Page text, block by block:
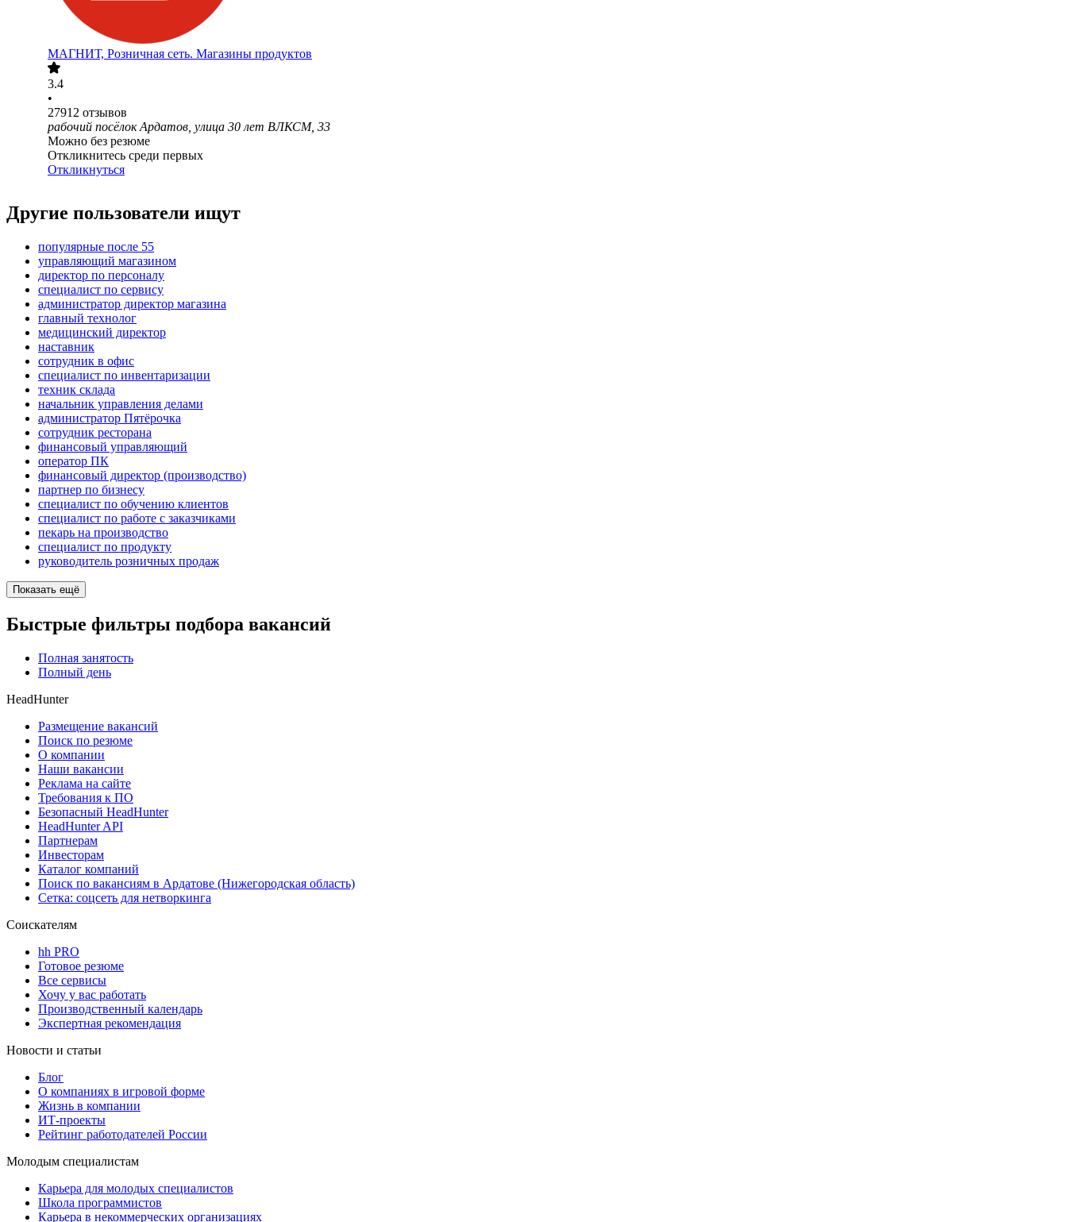
МАГНИТ, Розничная сеть. Магазины продуктов
3.4
•
27912 отзывов
рабочий посёлок Ардатов, улица 30 лет ВЛКСМ, 33
Можно без резюме
Откликнитесь среди первых
Откликнуться
Другие пользователи ищут
популярные после 55
управляющий магазином
директор по персоналу
специалист по сервису
администратор директор магазина
главный технолог
медицинский директор
наставник
сотрудник в офис
специалист по инвентаризации
техник склада
начальник управления делами
администратор Пятёрочка
сотрудник ресторана
финансовый управляющий
оператор ПК
финансовый директор (производство)
партнер по бизнесу
специалист по обучению клиентов
специалист по работе с заказчиками
пекарь на производство
специалист по продукту
руководитель розничных продаж
Показать ещё
Быстрые фильтры подбора вакансий
Полная занятость
Полный день
HeadHunter
Размещение вакансий
Поиск по резюме
О компании
Наши вакансии
Реклама на сайте
Требования к ПО
Безопасный HeadHunter
HeadHunter API
Партнерам
Инвесторам
Каталог компаний
Поиск по вакансиям в Ардатове (Нижегородская область)
Сетка: соцсеть для нетворкинга
Соискателям
hh PRO
Готовое резюме
Все сервисы
Хочу у вас работать
Производственный календарь
Экспертная рекомендация
Новости и статьи
Блог
О компаниях в игровой форме
Жизнь в компании
ИТ-проекты
Рейтинг работодателей России
Молодым специалистам
Карьера для молодых специалистов
Школа программистов
Карьера в некоммерческих организациях